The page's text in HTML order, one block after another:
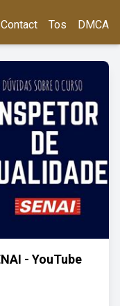
Contact Tos DMCA
- YouTube